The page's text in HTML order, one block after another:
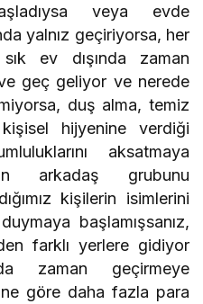
veya evde
yalnız geçiriyorsa, her
ev dışında zaman
geç geliyor ve nerede
duş alma, temiz
hijyenine verdiği
aksatmaya
arkadaş grubunu
kişilerin isimlerini
başlamışsanız,
farklı yerlere gidiyor
zaman geçirmeye
göre daha fazla para